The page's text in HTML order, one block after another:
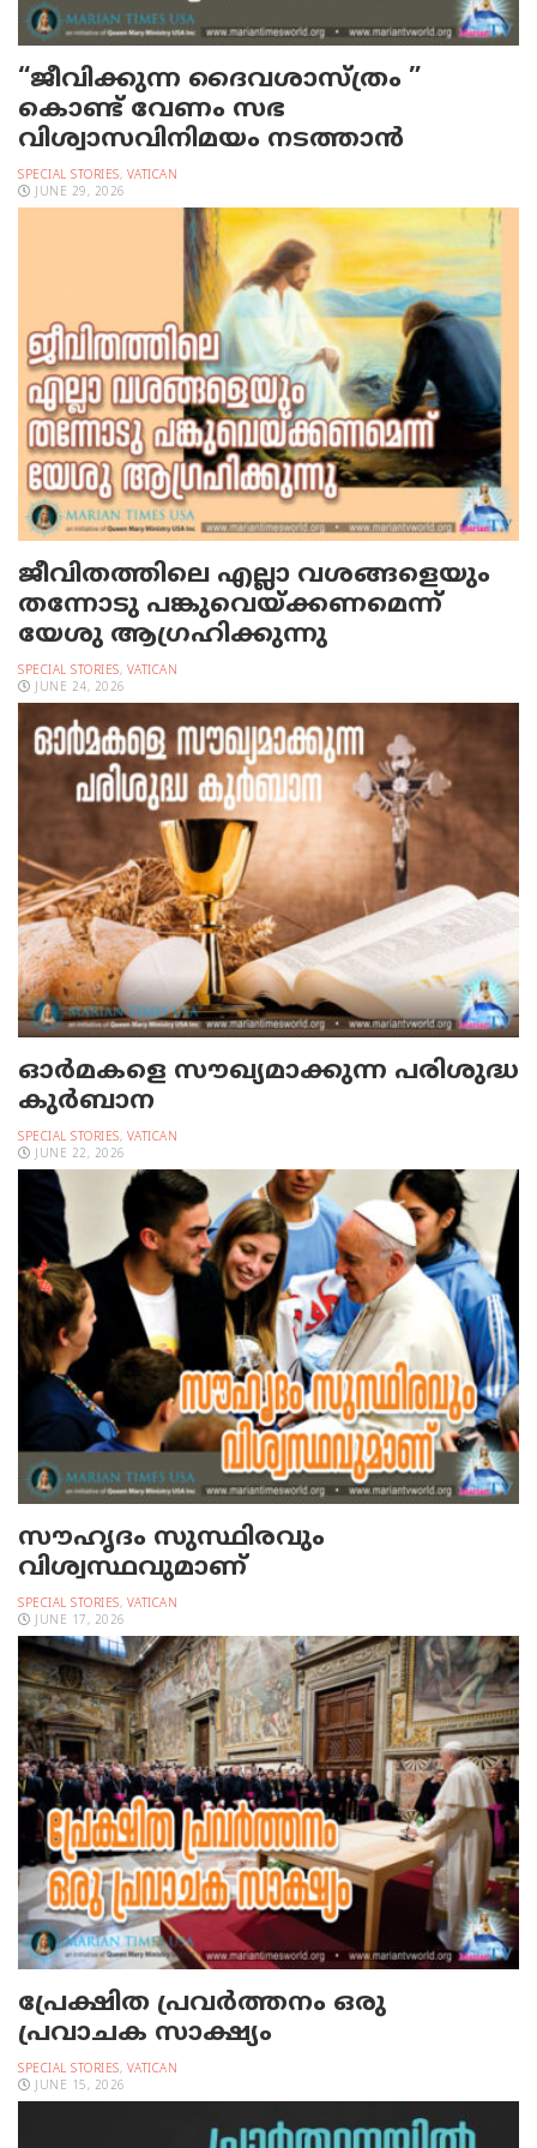
“ജീവിക്കുന്ന ദൈവശാസ്ത്രം ”
കൊണ്ട് വേണം സഭ
വിശ്വാസവിനിമയം നടത്താൻ
SPECIAL STORIES, VATICAN
JUNE 29, 2026
ജീവിതത്തിലെ എല്ലാ വശങ്ങളെയും
തന്നോടു പങ്കുവെയ്ക്കണമെന്ന്
യേശു ആഗ്രഹിക്കുന്നു
SPECIAL STORIES, VATICAN
JUNE 24, 2026
ഓര്‍മകളെ സൗഖ്യമാക്കുന്ന പരിശുദ്ധ
കുര്‍ബാന
SPECIAL STORIES, VATICAN
JUNE 22, 2026
സൗഹൃദം സുസ്ഥിരവും
വിശ്വസ്ഥവുമാണ്
SPECIAL STORIES, VATICAN
JUNE 17, 2026
പ്രേക്ഷിത പ്രവര്‍ത്തനം ഒരു
പ്രവാചക സാക്ഷ്യം
SPECIAL STORIES, VATICAN
JUNE 15, 2026